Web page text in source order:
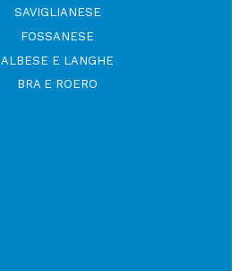
SAVIGLIANESE
FOSSANESE
ALBESE E LANGHE
BRA E ROERO